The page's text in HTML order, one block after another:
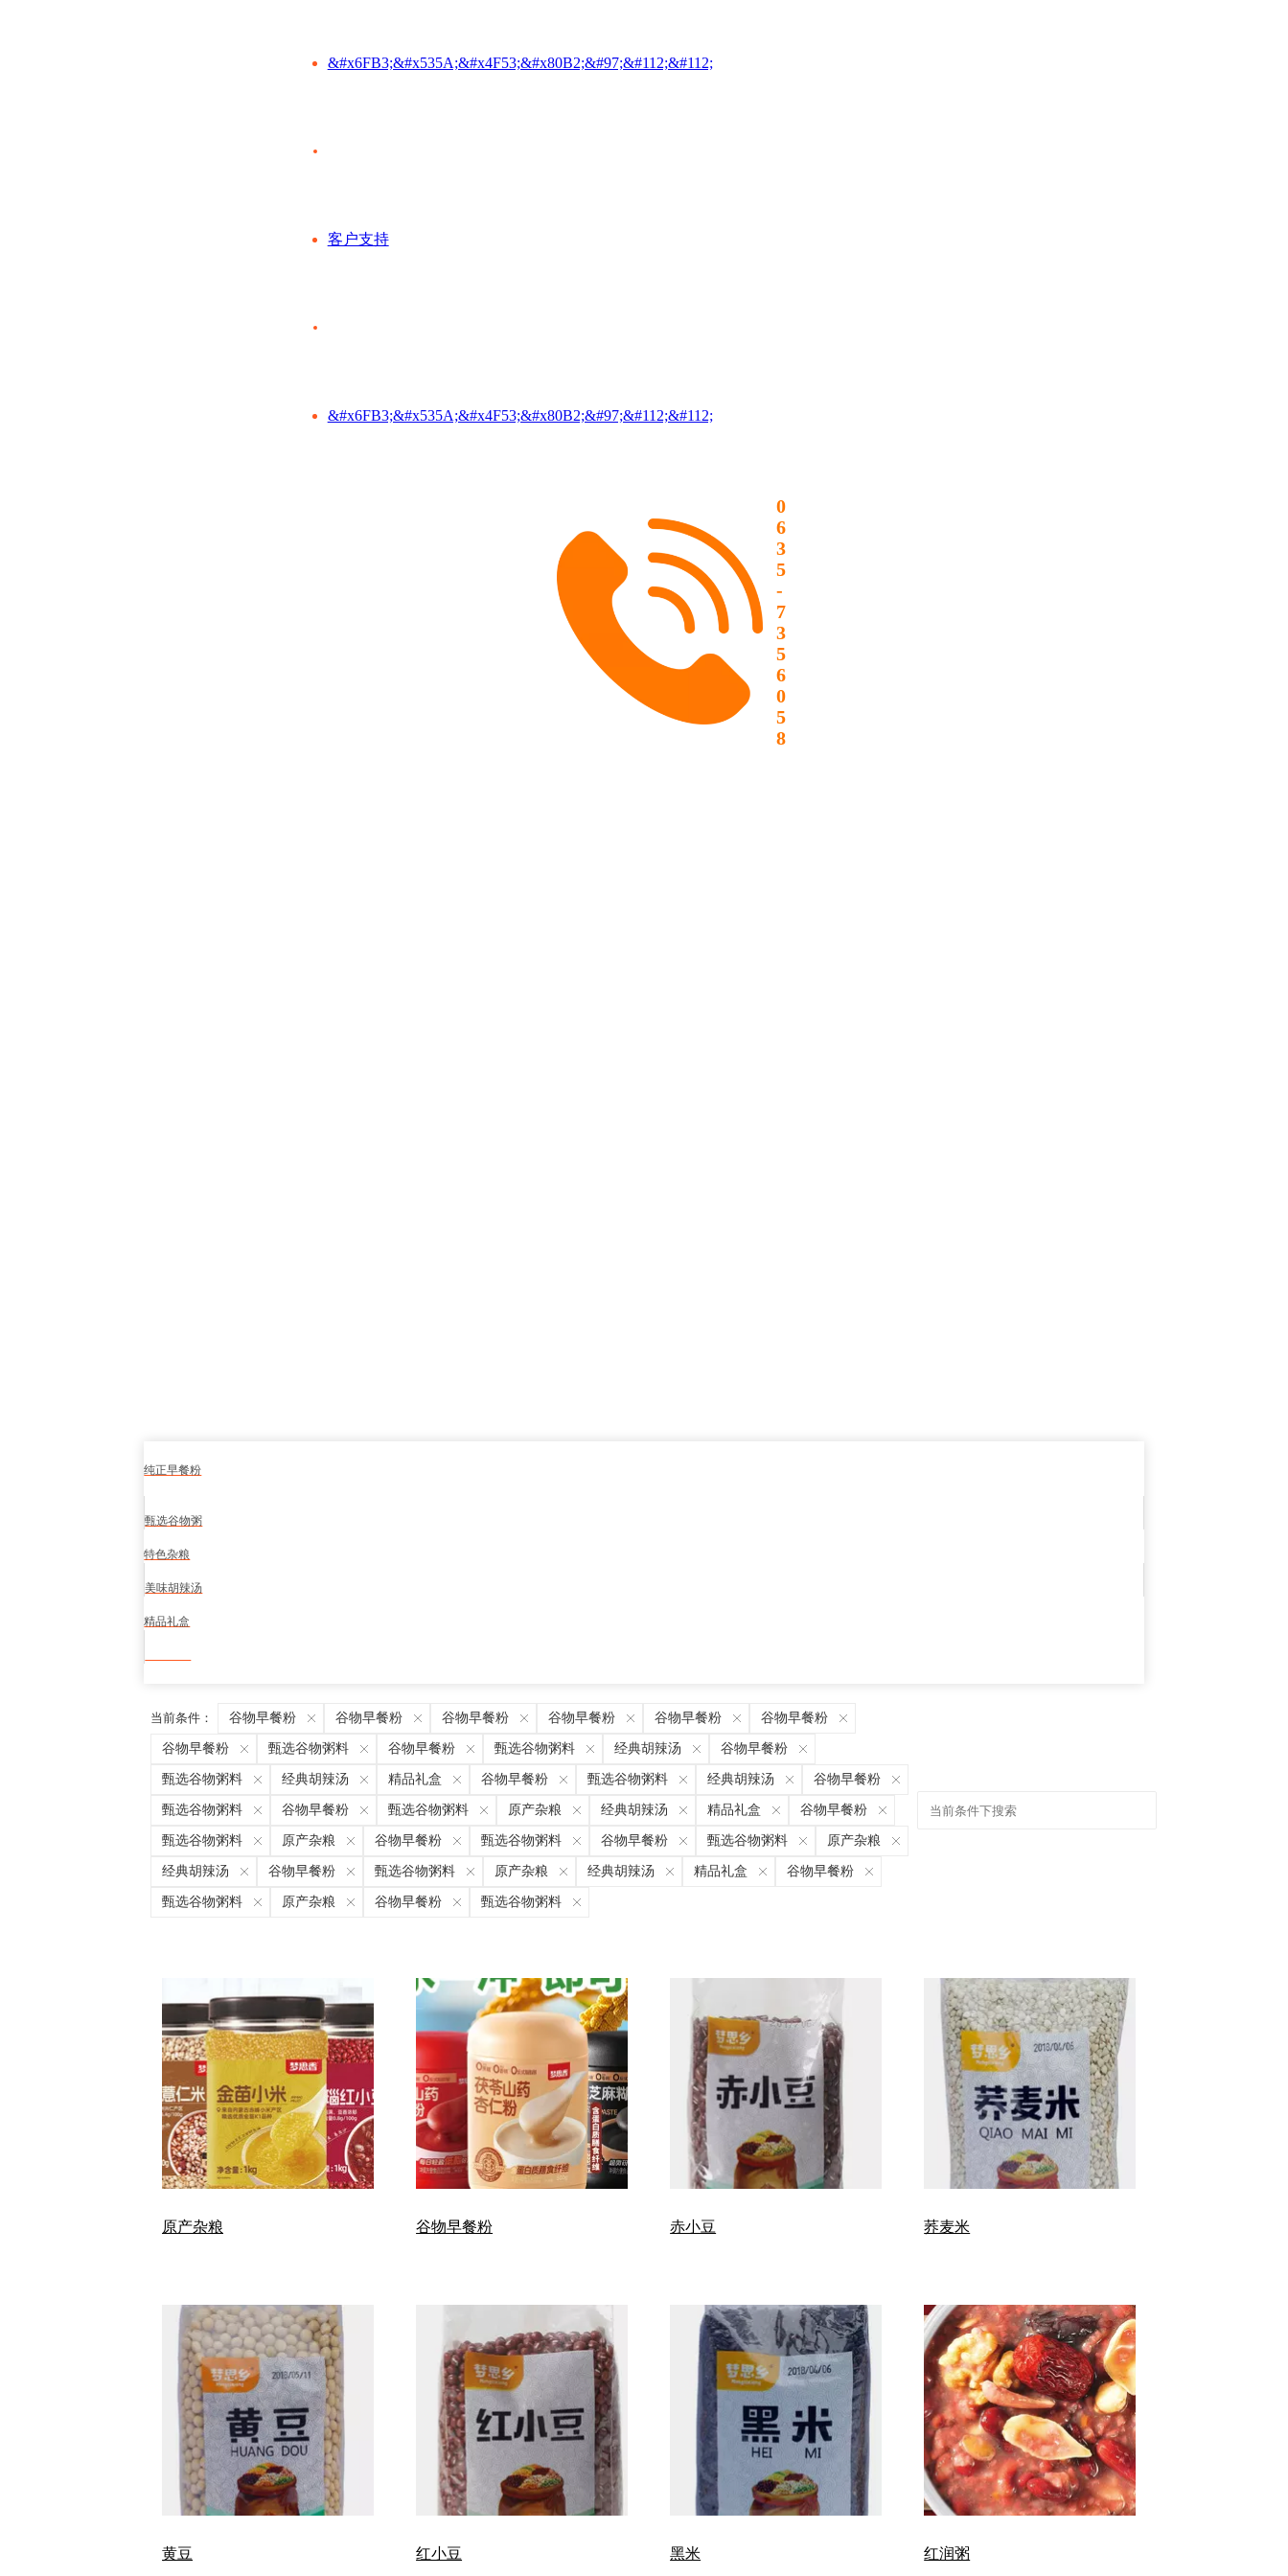
&#x6FB3;&#x535A;&#x4F53;&#x80B2;&#97;&#112;&#112;
客户支持
&#x6FB3;&#x535A;&#x4F53;&#x80B2;&#97;&#112;&#112;
0
6
3
5
-
7
3
5
6
0
5
8
纯正早餐粉
甄选谷物粥
特色杂粮
美味胡辣汤
精品礼盒
当前条件： 谷物早餐粉 谷物早餐粉 谷物早餐粉 谷物早餐粉 谷物早餐粉 谷物早餐粉
谷物早餐粉 甄选谷物粥料 谷物早餐粉 甄选谷物粥料 经典胡辣汤 谷物早餐粉
甄选谷物粥料 经典胡辣汤 精品礼盒 谷物早餐粉 甄选谷物粥料 经典胡辣汤 谷物早餐粉
甄选谷物粥料 谷物早餐粉 甄选谷物粥料 原产杂粮 经典胡辣汤 精品礼盒 谷物早餐粉
甄选谷物粥料 原产杂粮 谷物早餐粉 甄选谷物粥料 谷物早餐粉 甄选谷物粥料 原产杂粮
经典胡辣汤 谷物早餐粉 甄选谷物粥料 原产杂粮 经典胡辣汤 精品礼盒 谷物早餐粉
甄选谷物粥料 原产杂粮 谷物早餐粉 甄选谷物粥料
原产杂粮 谷物早餐粉 赤小豆 荞麦米
黄豆 红小豆 黑米 红润粥